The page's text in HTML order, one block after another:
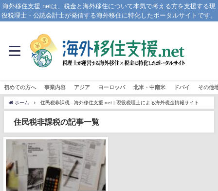
海外移住支援.netは、税金と海外移住について本気で考える方を支援する現
役税理士・公認会計士が発信する海外移住に特化したポータルサイトです。
初めての方へ 事業内容 アジア ヨーロッパ 北米・中南米 ドバイ その他
ホーム 住民税非課税 - 海外移住支援.net | 現役税理士による海外税金情報サイト
住民税非課税の記事一覧